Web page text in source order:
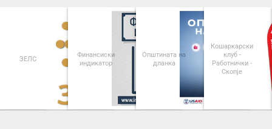
ЗЕЛС
Финансиски
индикатор
Општината на
дланка
Кошаркарски
клуб -
Работнички -
Скопје